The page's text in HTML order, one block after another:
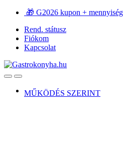
Ugrás
navigációhoz
Ugrás
tartalomra
🎁 G2026 kupon +
Rend. státusz
Fiókom
Kapcsolat
OpenClose
MŰKÖDÉS SZERINT